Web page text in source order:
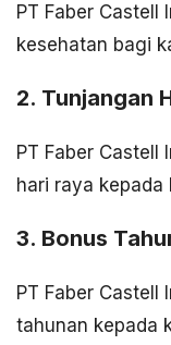
PT Faber Castell
kesehatan bagi
2. Tunjangan
PT Faber Castell
hari raya kepada
3. Bonus
PT Faber Castell
tahunan kepada